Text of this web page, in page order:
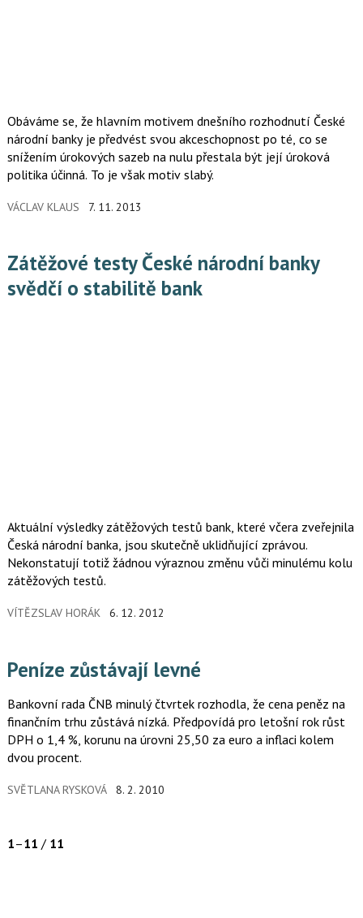
Obáváme se, že hlavním motivem dnešního rozhodnutí České
národní banky je předvést svou akceschopnost po té, co se
snížením úrokových sazeb na nulu přestala být její úroková
politika účinná. To je však motiv slabý.
VÁCLAV KLAUS 7. 11. 2013
Zátěžové testy České národní banky
svědčí o stabilitě bank
Aktuální výsledky zátěžových testů bank, které včera zveřejnila
Česká národní banka, jsou skutečně uklidňující zprávou.
Nekonstatují totiž žádnou výraznou změnu vůči minulému kolu
zátěžových testů.
VÍTĚZSLAV HORÁK 6. 12. 2012
Peníze zůstávají levné
Bankovní rada ČNB minulý čtvrtek rozhodla, že cena peněz na
finančním trhu zůstává nízká. Předpovídá pro letošní rok růst
DPH o 1,4 %, korunu na úrovni 25,50 za euro a inflaci kolem
dvou procent.
SVĚTLANA RYSKOVÁ 8. 2. 2010
1–11 / 11